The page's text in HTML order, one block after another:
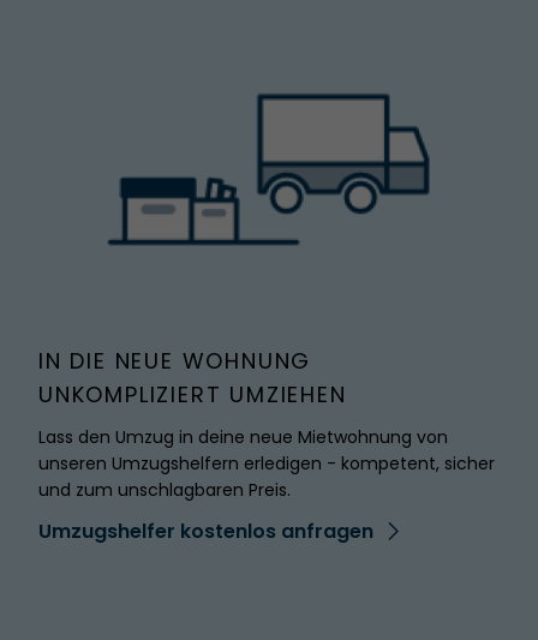
IN DIE NEUE WOHNUNG
UNKOMPLIZIERT UMZIEHEN
Lass den Umzug in deine neue Mietwohnung von
unseren Umzugshelfern erledigen - kompetent, sicher
und zum unschlagbaren Preis.
Umzugshelfer kostenlos anfragen